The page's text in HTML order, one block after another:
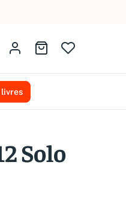
Identifiez-vousAller au panier
livres
Solo